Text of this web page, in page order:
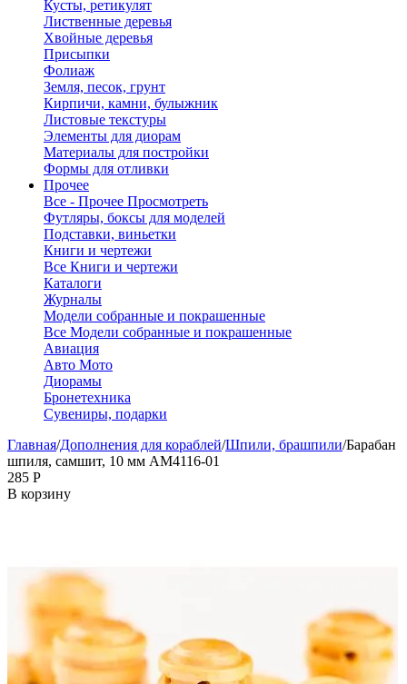
Кусты, ретикулят
Лиственные деревья
Хвойные деревья
Присыпки
Фолиаж
Земля, песок, грунт
Кирпичи, камни, булыжник
Листовые текстуры
Элементы для диорам
Материалы для постройки
Формы для отливки
Прочее
Все - Прочее Просмотреть
Футляры, боксы для моделей
Подставки, виньетки
Книги и чертежи
Все Книги и чертежи
Каталоги
Журналы
Модели собранные и покрашенные
Все Модели собранные и покрашенные
Авиация
Авто Мото
Диорамы
Бронетехника
Сувениры, подарки
Главная/Дополнения для кораблей/Шпили, брашпили/Барабан
шпиля, самшит, 10 мм AM4116-01
‍285‍ Р
В корзину